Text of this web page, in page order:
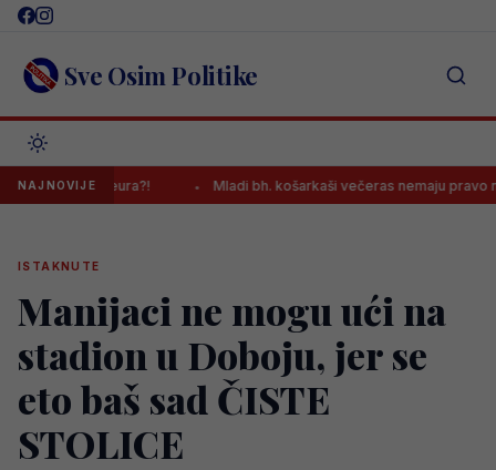
Skip
content Sve Osim Politike
NAJNOVIJE
mil. eura?! Mladi bh. košarkaši večeras nemaju pravo na kiks,
ISTAKNUTE
Manijaci ne mogu ući na
stadion u Doboju, jer se
eto baš sad ČISTE
STOLICE